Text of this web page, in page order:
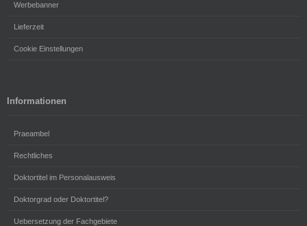
Werbebanner
Lieferzeit
Cookie Einstellungen
Informationen
Praeambel
Rechtliches
Doktortitel im Personalausweis
Doktorgrad oder Doktortitel?
Uebersetzung der Fachgebiete